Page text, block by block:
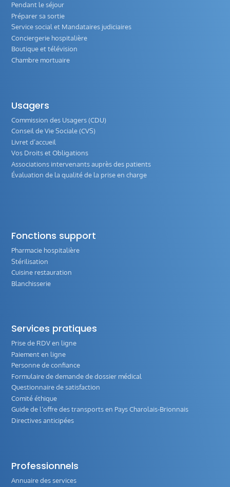
Pendant le séjour
Préparer sa sortie
Service social et Mandataires judiciaires
Conciergerie hospitalière
Boutique et télévision
Chambre mortuaire
Usagers
Commission des Usagers (CDU)
Conseil de Vie Sociale (CVS)
Livret d’accueil
Vos Droits et Obligations
Associations intervenants auprès des patients
Évaluation de la qualité de la prise en charge
Fonctions support
Pharmacie hospitalière
Stérilisation
Cuisine restauration
Blanchisserie
Services pratiques
Prise de RDV en ligne
Paiement en ligne
Personne de confiance
Formulaire de demande de dossier médical
Questionnaire de satisfaction
Comité éthique
Guide de l‘offre des transports en Pays Charolais-Brionnais
Directives anticipées
Professionnels
Annuaire des services